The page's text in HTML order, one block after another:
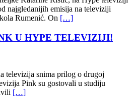
najgledanijih emisija na televiziji
Rumenić. On […]
U HYPE TELEVIZIJI!
televizija snima prilog o drugoj
Pink su gostovali u studiju
[…]